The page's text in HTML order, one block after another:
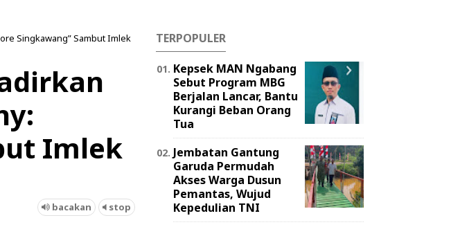
Singkawang” Sambut Imlek
Imlek
bacakan stop
TERPOPULER
Kepsek MAN Ngabang
Sebut Program MBG
Berjalan Lancar, Bantu
Kurangi Beban Orang
Tua
Jembatan Gantung
Garuda Permudah
Akses Warga Dusun
Pemantas, Wujud
Kepedulian TNI